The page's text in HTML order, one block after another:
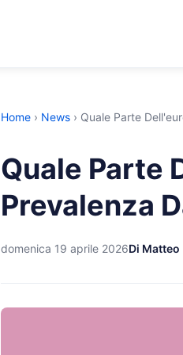
Home › News › Quale Parte
Quale Parte
Prevalenza
domenica 19 aprile 2026Di Matteo